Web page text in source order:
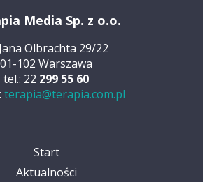
Media Sp. z o.o.
Olbrachta 29/22
01-102 Warszawa
tel.: 22 299 55 60
terapia@terapia.com.pl
Start
Aktualności